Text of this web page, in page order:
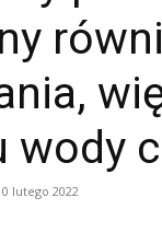
wody
lutego 2022